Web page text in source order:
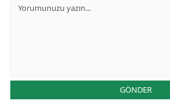
GÖNDER